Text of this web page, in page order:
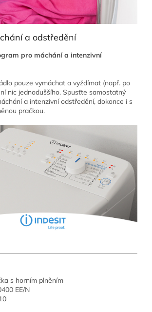
a odstředění
pro máchání a intenzivní
pouze vymáchat a vyždímat (např. po
nic jednoduššího. Spusťte samostatný
a intenzivní odstředění, dokonce i s
pračkou.
s horním plněním
EE/N